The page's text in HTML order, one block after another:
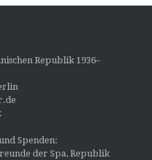
Republik 1936–
Spenden:
der Spa, Republik